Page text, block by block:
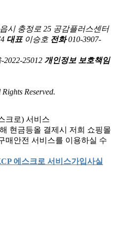
시 충정로 25 공감플러스센터
대표이승호 전화010-3907-
25012 개인정보 보호책임
Reserved.
크로) 서비스
현금등올 결제시 저희 쇼핑몰
매안전 서비스를 이용하실 수
에스크로 서비스가입사실